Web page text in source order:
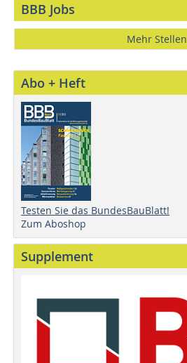
BBB Jobs
Mehr Stellen
Abo + Heft
Testen Sie das BundesBauBlatt!
Zum Aboshop
Supplement